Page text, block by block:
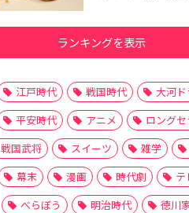
ランキングを表示
江戸時代 戦国時代
大河ド
平安時代
アニメ
ロング
戦国武将
スイーツ 雑学
幕末
漫画 時代劇
テ
べらぼう
明治時代
徳川